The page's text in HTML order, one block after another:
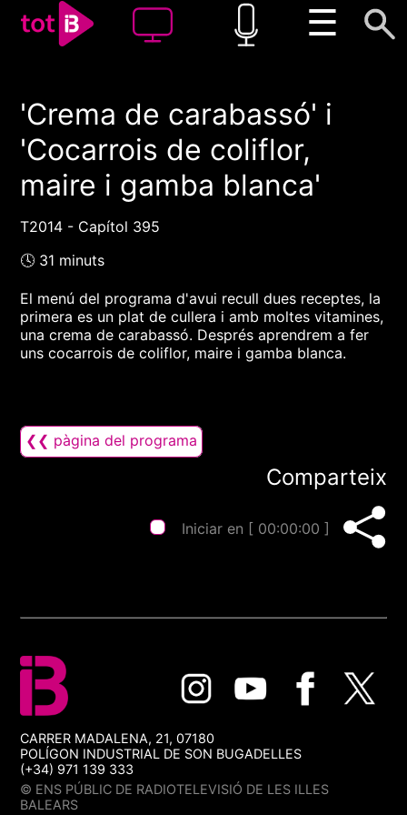
☰
00:00 00:00
1x
'Crema de carabassó' i
'Cocarrois de coliflor,
maire i gamba blanca'
T2014 - Capítol 395
🕓 31 minuts
El menú del programa d'avui recull dues receptes, la
primera es un plat de cullera i amb moltes vitamines,
una crema de carabassó. Després aprendrem a fer
uns cocarrois de coliflor, maire i gamba blanca.
❮❮ pàgina del programa
Comparteix
Iniciar en [ 00:00:00 ]
CARRER MADALENA, 21, 07180
POLÍGON INDUSTRIAL DE SON BUGADELLES
(+34) 971 139 333
© ENS PÚBLIC DE RADIOTELEVISIÓ DE LES ILLES
BALEARS